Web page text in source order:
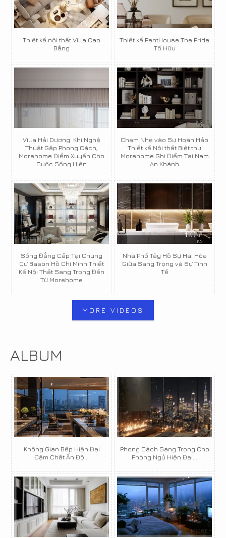
Thiết kế nội thất Villa Cao
Bằng
Thiết kế PentHouse The Pride
Tố Hữu
Villa Hải Dương: Khi Nghệ
Thuật Gặp Phong Cách,
Morehome Điểm Xuyến Cho
Cuộc Sống Hiện
Chạm Nhẹ vào Sự Hoàn Hảo
Thiết kế Nội thất Biệt thự
Morehome Ghi Điểm Tại Nam
An Khánh
Sống Đẳng Cấp Tại Chung
Cư Bason Hồ Chí Minh Thiết
Kế Nội Thất Sang Trọng Đến
Từ Morehome
Nhà Phố Tây Hồ Sự Hài Hòa
Giữa Sang Trọng và Sự Tinh
Tế
MORE VIDEOS
ALBUM
Không Gian Bếp Hiện Đại
Đậm Chất Ấn Độ...
Phong Cách Sang Trọng Cho
Phòng Ngủ Hiện Đại...